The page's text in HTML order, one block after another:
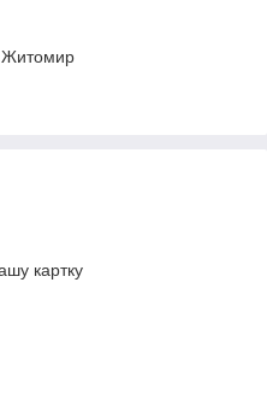
Житомир
картку